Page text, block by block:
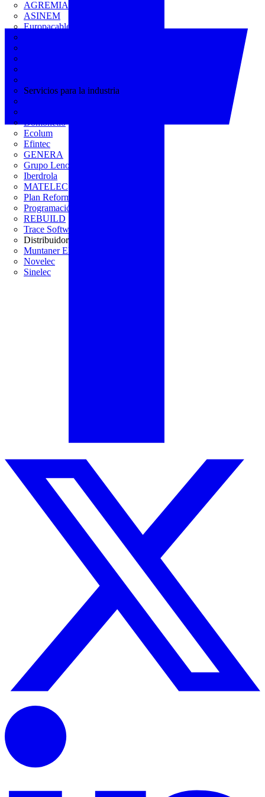
AGREMIA
ASINEM
Europacable
Servicios para la industria
Domonetio
Ecolum
Efintec
GENERA
Grupo Lenor
Iberdrola
MATELEC
Plan Reforma
Programación Integral
REBUILD
Trace Software
Distribuidor
Muntaner Electro
Novelec
Sinelec